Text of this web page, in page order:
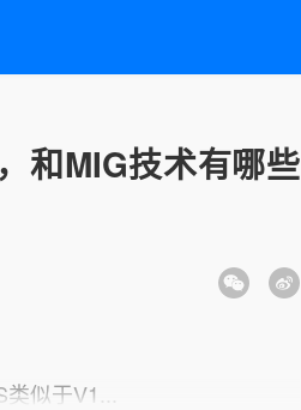
和MIG技术有哪些
似于V1...